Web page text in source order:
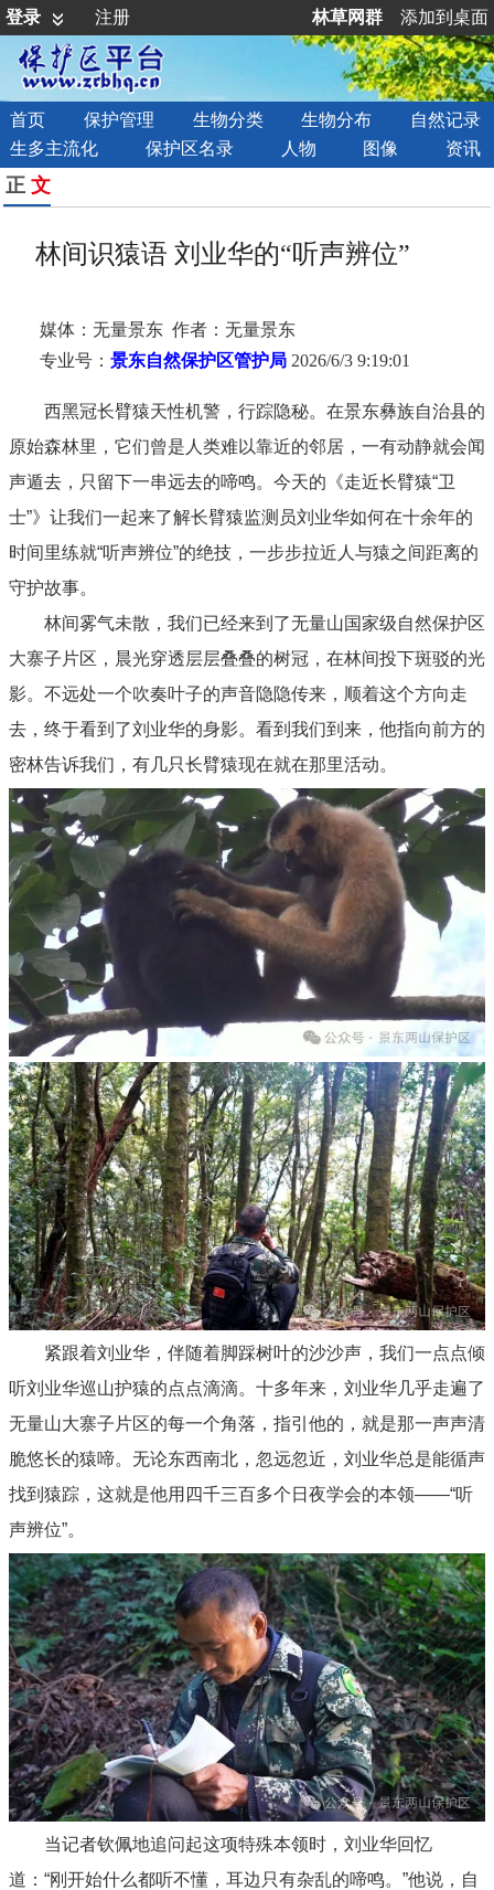
登录 注册 林草网群 添加到桌面
首页 保护管理 生物分类 生物分布
自然记录
生多主流化
保护区名录 人物 图像 资讯
正 文
林间识猿语 刘业华的“听声辨位”
媒体：无量景东 作者：无量景东
专业号： 景东自然保护区管护局 2026/6/3 9:19:01
西黑冠长臂猿天性机警，行踪隐秘。在景东彝族自治县的
原始森林里，它们曾是人类难以靠近的邻居，一有动静就会闻
声遁去，只留下一串远去的啼鸣。今天的《走近长臂猿“卫
士”》让我们一起来了解长臂猿监测员刘业华如何在十余年的
时间里练就“听声辨位”的绝技，一步步拉近人与猿之间距离的
守护故事。
林间雾气未散，我们已经来到了无量山国家级自然保护区
大寨子片区，晨光穿透层层叠叠的树冠，在林间投下斑驳的光
影。不远处一个吹奏叶子的声音隐隐传来，顺着这个方向走
去，终于看到了刘业华的身影。看到我们到来，他指向前方的
密林告诉我们，有几只长臂猿现在就在那里活动。
紧跟着刘业华，伴随着脚踩树叶的沙沙声，我们一点点倾
听刘业华巡山护猿的点点滴滴。十多年来，刘业华几乎走遍了
无量山大寨子片区的每一个角落，指引他的，就是那一声声清
脆悠长的猿啼。无论东西南北，忽远忽近，刘业华总是能循声
找到猿踪，这就是他用四千三百多个日夜学会的本领——“听
声辨位”。
当记者钦佩地追问起这项特殊本领时，刘业华回忆
道：“刚开始什么都听不懂，耳边只有杂乱的啼鸣。”他说，自